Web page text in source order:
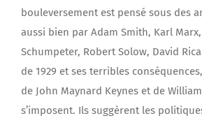
bouleversement est pensé sous des
aussi bien par Adam Smith, Karl
Schumpeter, Robert Solow, David
de 1929 et ses terribles
de John Maynard Keynes et de
s’imposent. Ils suggèrent les